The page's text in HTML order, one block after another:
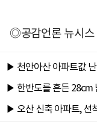
◎공감언론 뉴시스